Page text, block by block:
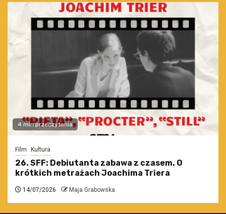
4 min przeczytania
Film Kultura
26. SFF: Debiutanta zabawa z czasem. O
krótkich metrażach Joachima Triera
14/07/2026 Maja Grabowska